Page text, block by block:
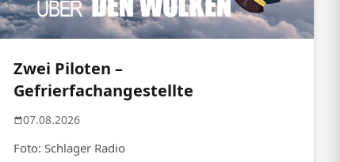
Zwei Piloten –
Gefrierfachangestellte
07.08.2026
Foto: Schlager Radio